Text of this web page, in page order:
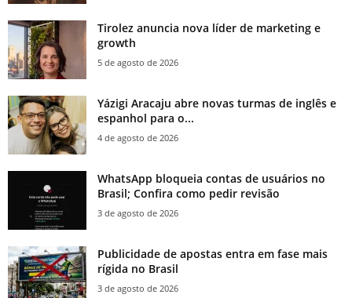
Tirolez anuncia nova líder de marketing e
growth
5 de agosto de 2026
Yázigi Aracaju abre novas turmas de inglês e
espanhol para o...
4 de agosto de 2026
WhatsApp bloqueia contas de usuários no
Brasil; Confira como pedir revisão
3 de agosto de 2026
Publicidade de apostas entra em fase mais
rígida no Brasil
3 de agosto de 2026